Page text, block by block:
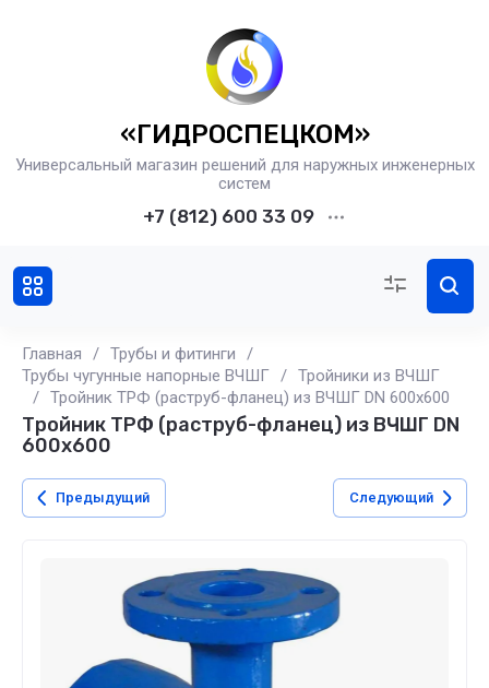
«ГИДРОСПЕЦКОМ»
Универсальный магазин решений для наружных инженерных
систем
+7 (812) 600 33 09
Главная / Трубы и фитинги
/
Трубы чугунные напорные ВЧШГ / Тройники из ВЧШГ
/ Тройник ТРФ (раструб-фланец) из ВЧШГ DN 600x600
Тройник ТРФ (раструб-фланец) из ВЧШГ DN
600x600
Предыдущий Следующий